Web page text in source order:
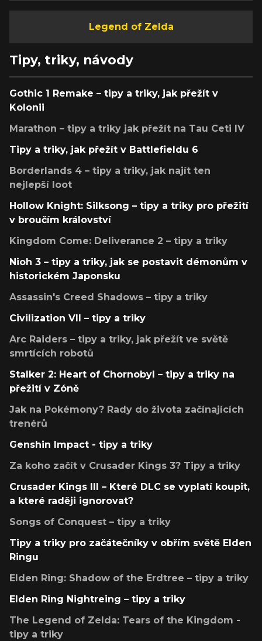
Legend of Zelda
Tipy, triky, návody
Gothic 1 Remake – tipy a triky, jak přežít v
Kolonii
Marathon – tipy a triky jak přežít na Tau Ceti IV
Tipy a triky, jak přežít v Battlefieldu 6
Borderlands 4 – tipy a triky, jak najít ten
nejlepší loot
Hollow Knight: Silksong – tipy a triky pro přežití
v broučím království
Kingdom Come: Deliverance 2 – tipy a triky
Nioh 3 – tipy a triky, jak se postavit démonům v
historickém Japonsku
Assassin's Creed Shadows – tipy a triky
Civilization VII – tipy a triky
Arc Raiders – tipy a triky, jak přežít ve světě
smrtících robotů
Stalker 2: Heart of Chornobyl – tipy a triky na
přežití v Zóně
Jak na Pokémony? Rady do života začínajících
trenérů
Genshin Impact - tipy a triky
Za koho začít v Crusader Kings 3? Tipy a triky
Crusader Kings III – Které DLC se vyplatí koupit,
a které raději ignorovat?
Songs of Conquest – tipy a triky
Tipy a triky pro začátečníky v obřím světě Elden
Ringu
Elden Ring: Shadow of the Erdtree – tipy a triky
Elden Ring Nightreing – tipy a triky
The Legend of Zelda: Tears of the Kingdom -
tipy a triky